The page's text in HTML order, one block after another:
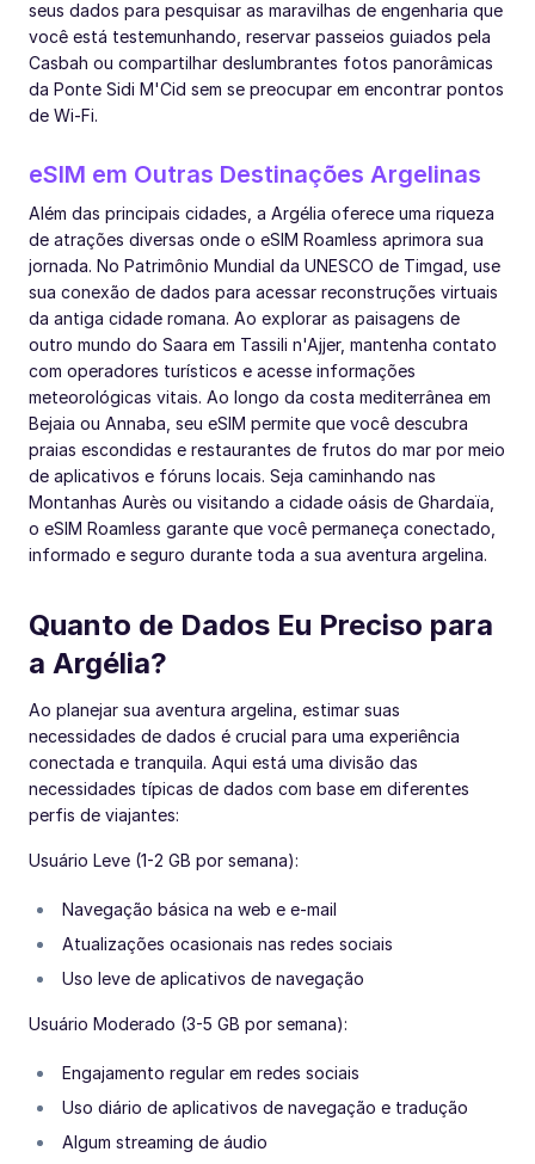
seus dados para pesquisar as maravilhas de engenharia que
você está testemunhando, reservar passeios guiados pela
Casbah ou compartilhar deslumbrantes fotos panorâmicas
da Ponte Sidi M'Cid sem se preocupar em encontrar pontos
de Wi-Fi.
eSIM em Outras Destinações Argelinas
Além das principais cidades, a Argélia oferece uma riqueza
de atrações diversas onde o eSIM Roamless aprimora sua
jornada. No Patrimônio Mundial da UNESCO de Timgad, use
sua conexão de dados para acessar reconstruções virtuais
da antiga cidade romana. Ao explorar as paisagens de
outro mundo do Saara em Tassili n'Ajjer, mantenha contato
com operadores turísticos e acesse informações
meteorológicas vitais. Ao longo da costa mediterrânea em
Bejaia ou Annaba, seu eSIM permite que você descubra
praias escondidas e restaurantes de frutos do mar por meio
de aplicativos e fóruns locais. Seja caminhando nas
Montanhas Aurès ou visitando a cidade oásis de Ghardaïa,
o eSIM Roamless garante que você permaneça conectado,
informado e seguro durante toda a sua aventura argelina.
Quanto de Dados Eu Preciso para
a Argélia?
Ao planejar sua aventura argelina, estimar suas
necessidades de dados é crucial para uma experiência
conectada e tranquila. Aqui está uma divisão das
necessidades típicas de dados com base em diferentes
perfis de viajantes:
Usuário Leve (1-2 GB por semana):
Navegação básica na web e e-mail
Atualizações ocasionais nas redes sociais
Uso leve de aplicativos de navegação
Usuário Moderado (3-5 GB por semana):
Engajamento regular em redes sociais
Uso diário de aplicativos de navegação e tradução
Algum streaming de áudio